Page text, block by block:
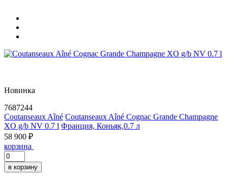
Новинка
7687244
Coutanseaux Aîné Coutanseaux Aîné Cognac Grande Champagne
XO g/b NV 0.7 l Франция, Коньяк,0.7 л
58 900 ₽
корзина
в корзину